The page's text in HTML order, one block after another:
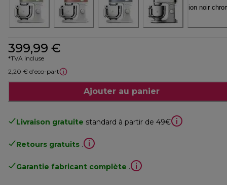
399,99 €
*TVA incluse
2,20 € d’eco-part
Ajouter au panier
Livraison gratuite standard à partir de 49€
Retours gratuits .
Garantie fabricant complète .